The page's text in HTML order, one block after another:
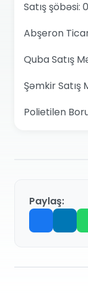
Satış şöbəsi:
Abşeron
Quba Satış
Şəmkir Satış
Polietilen
Paylaş: